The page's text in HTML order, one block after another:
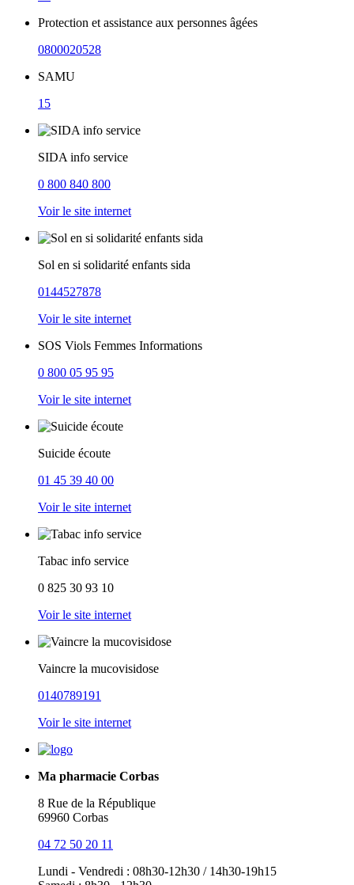
Protection et assistance aux personnes âgées
0800020528
SAMU
15
SIDA info service
0 800 840 800
Voir le site internet
Sol en si solidarité enfants sida
0144527878
Voir le site internet
SOS Viols Femmes Informations
0 800 05 95 95
Voir le site internet
Suicide écoute
01 45 39 40 00
Voir le site internet
Tabac info service
0 825 30 93 10
Voir le site internet
Vaincre la mucovisidose
0140789191
Voir le site internet
Ma pharmacie Corbas
8 Rue de la République
69960 Corbas
04 72 50 20 11
Lundi - Vendredi : 08h30-12h30 / 14h30-19h15